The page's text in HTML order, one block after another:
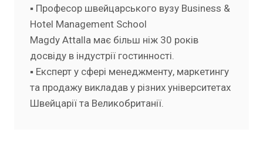
▪️ Професор швейцарського вузу Business &
Hotel Management School
Magdy Attalla має більш ніж 30 років
досвіду в індустрії гостинності.
▪️ Експерт у сфері менеджменту, маркетингу
та продажу викладав у різних університетах
Швейцарії та Великобританії.